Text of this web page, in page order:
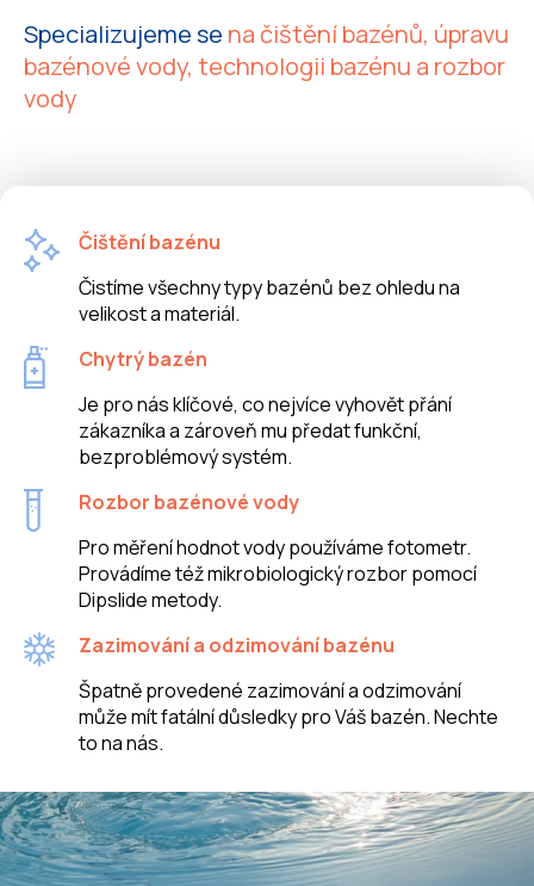
Specializujeme se na čištění bazénů, úpravu
bazénové vody, technologii bazénu a rozbor
vody
Čištění bazénu
Čistíme všechny typy bazénů bez ohledu na
velikost a materiál.
Chytrý bazén
Je pro nás klíčové, co nejvíce vyhovět přání
zákazníka a zároveň mu předat funkční,
bezproblémový systém.
Rozbor bazénové vody
Pro měření hodnot vody používáme fotometr.
Provádíme též mikrobiologický rozbor pomocí
Dipslide metody.
Zazimování a odzimování bazénu
Špatně provedené zazimování a odzimování
může mít fatální důsledky pro Váš bazén. Nechte
to na nás.